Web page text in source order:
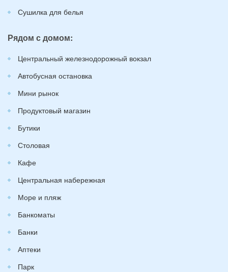
Сушилка для белья
Рядом с домом:
Центральный железнодорожный вокзал
Автобусная остановка
Мини рынок
Продуктовый магазин
Бутики
Столовая
Кафе
Центральная набережная
Море и пляж
Банкоматы
Банки
Аптеки
Парк